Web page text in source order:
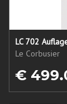
LC 702
Le Corbusier
€